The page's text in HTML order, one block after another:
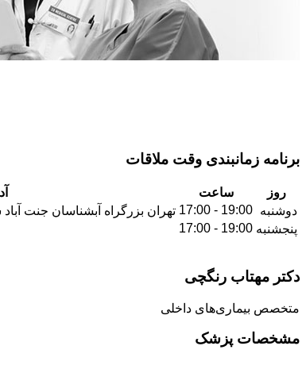
برنامه زمانبندی وقت ملاقات
روز ساعت
دوشنبه 19:00 - 17:00
تهران بزرگراه آبشناسان جنت
پنجشنبه 19:00 - 17:00
دکتر مهتاب رنگچی
متخصص بیماری‌های داخلی
مشخصات پزشک